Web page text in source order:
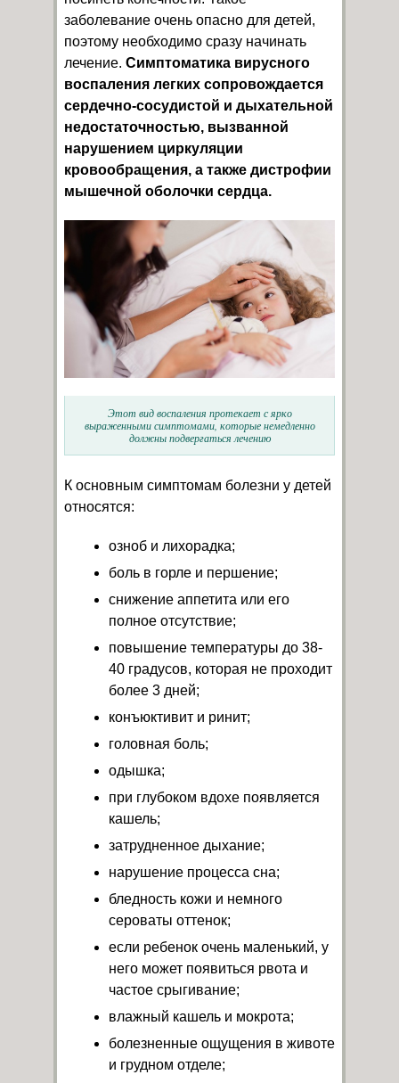
заболевание очень опасно для детей,
поэтому необходимо сразу начинать
лечение. Симптоматика вирусного
воспаления легких сопровождается
сердечно-сосудистой и дыхательной
недостаточностью, вызванной
нарушением циркуляции
кровообращения, а также дистрофии
мышечной оболочки сердца.
Этот вид воспаления протекает с ярко
выраженными симптомами, которые немедленно
должны подвергаться лечению
К основным симптомам болезни у детей
относятся:
озноб и лихорадка;
боль в горле и першение;
снижение аппетита или его
полное отсутствие;
повышение температуры до 38-
40 градусов, которая не проходит
более 3 дней;
конъюктивит и ринит;
головная боль;
одышка;
при глубоком вдохе появляется
кашель;
затрудненное дыхание;
нарушение процесса сна;
бледность кожи и немного
сероваты оттенок;
если ребенок очень маленький, у
него может появиться рвота и
частое срыгивание;
влажный кашель и мокрота;
болезненные ощущения в животе
и грудном отделе;